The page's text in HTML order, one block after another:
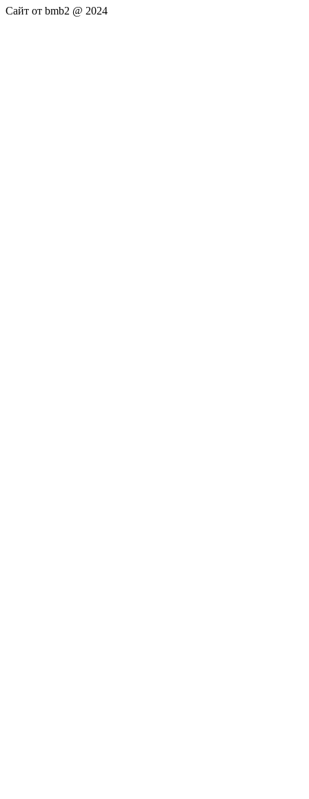
Сайт от bmb2 @ 2024